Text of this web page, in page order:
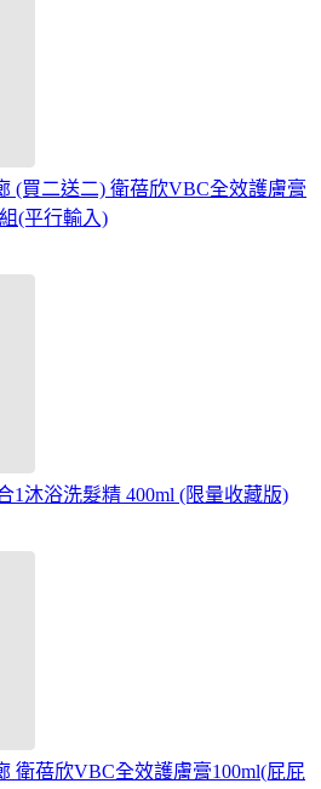
(買二送二) 衛蓓欣VBC全效護膚膏
(平行輸入)
1沐浴洗髮精 400ml (限量收藏版)
衛蓓欣VBC全效護膚膏100ml(屁屁